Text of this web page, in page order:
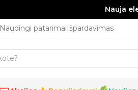
Nauja
Naudingi patarimaiIšpardavimas